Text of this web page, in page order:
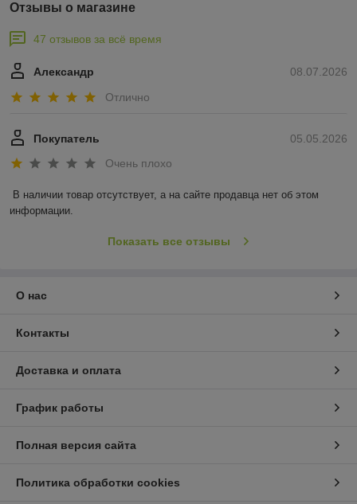
Отзывы о магазине
47 отзывов за всё время
08.07.2026
Александр
Отлично
05.05.2026
Покупатель
Очень плохо
В наличии товар отсутствует, а на сайте продавца нет об этом
информации.
Показать все отзывы
О нас
Контакты
Доставка и оплата
График работы
Полная версия сайта
Политика обработки cookies